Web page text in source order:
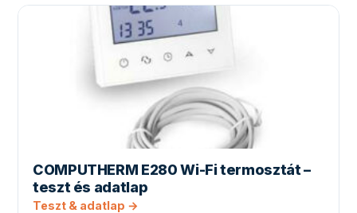
COMPUTHERM E280 Wi-Fi termosztát –
teszt és adatlap
Teszt & adatlap →